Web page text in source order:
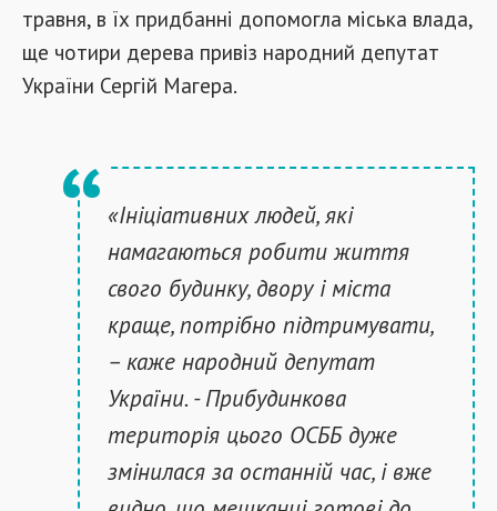
травня, в їх придбанні допомогла міська влада,
ще чотири дерева привіз народний депутат
України Сергій Магера.
«Ініціативних людей, які
намагаються робити життя
свого будинку, двору і міста
краще, потрібно підтримувати,
– каже народний депутат
України. - Прибудинкова
територія цього ОСББ дуже
змінилася за останній час, і вже